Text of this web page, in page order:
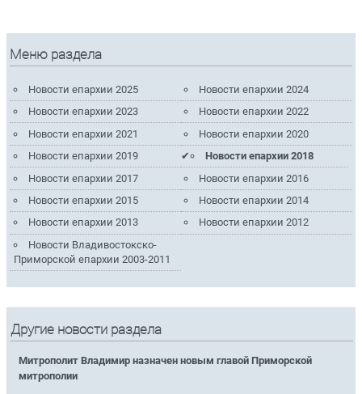
Меню раздела
Новости епархии 2025
Новости епархии 2024
Новости епархии 2023
Новости епархии 2022
Новости епархии 2021
Новости епархии 2020
Новости епархии 2019
Новости епархии 2018
Новости епархии 2017
Новости епархии 2016
Новости епархии 2015
Новости епархии 2014
Новости епархии 2013
Новости епархии 2012
Новости Владивостокско-
Приморской епархии 2003-2011
Другие новости раздела
Митрополит Владимир назначен новым главой Приморской
митрополии